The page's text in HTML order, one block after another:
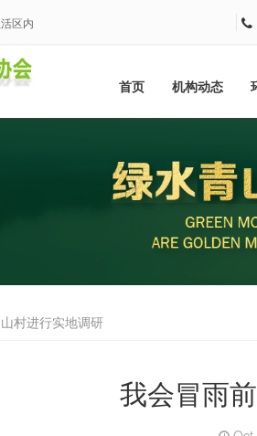
区内
首页 机构动态
村进行实地调研
我会冒雨